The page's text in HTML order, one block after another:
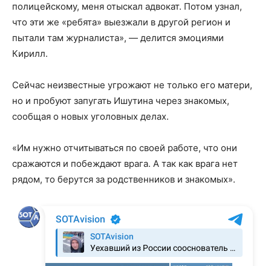
полицейскому, меня отыскал адвокат. Потом узнал,
что эти же «ребята» выезжали в другой регион и
пытали там журналиста», — делится эмоциями
Кирилл.
Сейчас неизвестные угрожают не только его матери,
но и пробуют запугать Ишутина через знакомых,
сообщая о новых уголовных делах.
«Им нужно отчитываться по своей работе, что они
сражаются и побеждают врага. А так как врага нет
рядом, то берутся за родственников и знакомых».